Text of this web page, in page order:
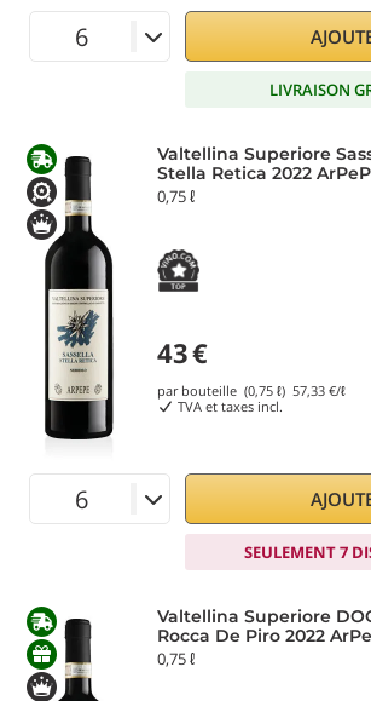
LIVRAISON
Valtellina Superiore
Stella Retica 2022
0,75 ℓ
43€
par bouteille (0,75 ℓ) 57,33 €/ℓ
TVA et taxes incl.
SEULEMENT 7
Valtellina Superiore
Rocca De Piro 2022
0,75 ℓ